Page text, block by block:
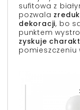
sufitowa z
pozwala
dekoracji, bo
punktem
zyskuje
pomieszczeniu